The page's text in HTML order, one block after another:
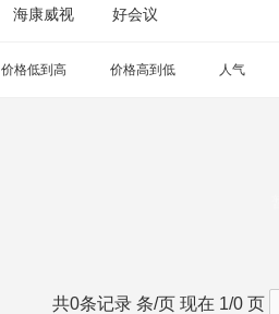
海康威视 好会议
价格低到高 价格高到低 人气
共0条记录 条/页 现在 1/0 页